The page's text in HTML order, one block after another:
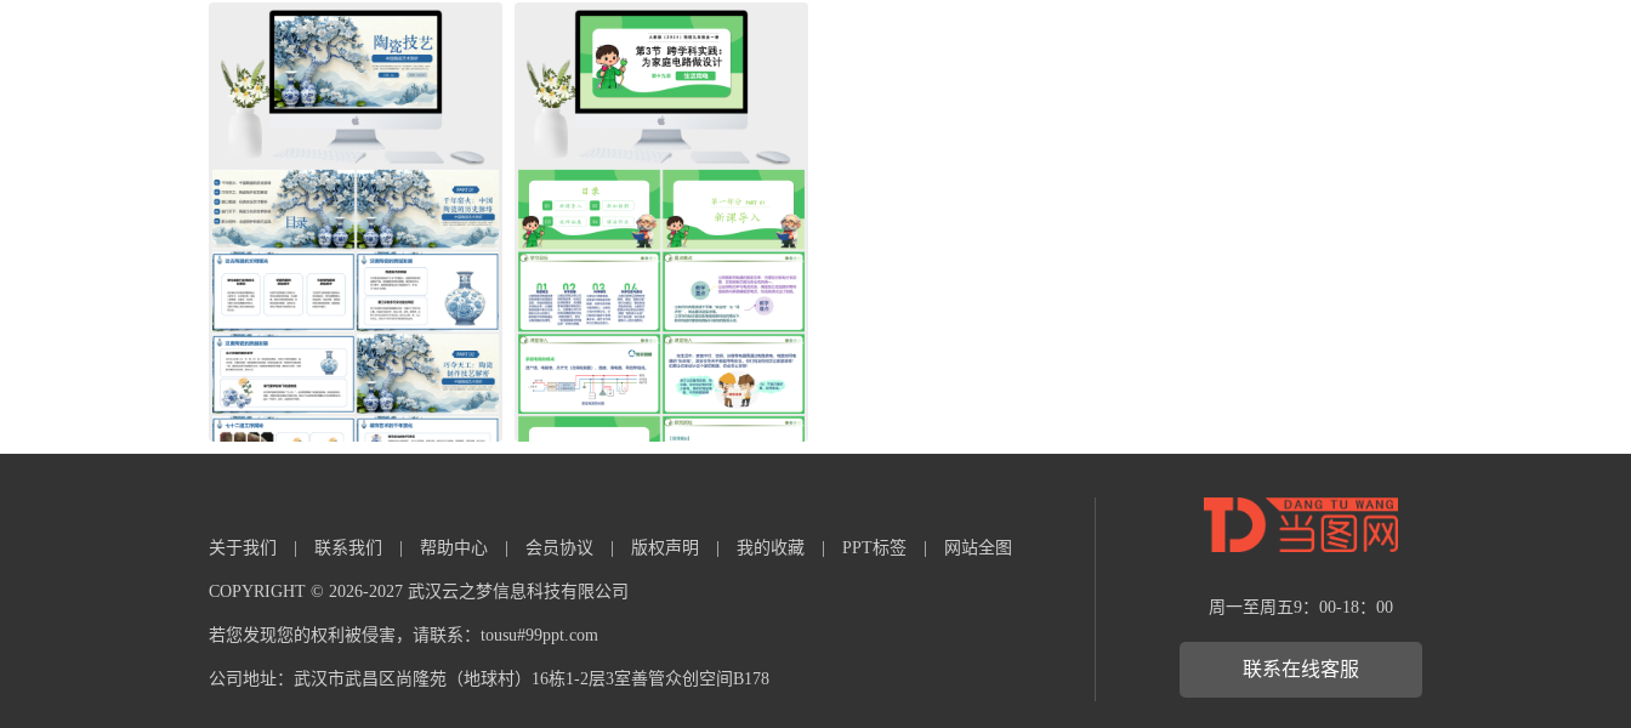
关于我们 联系我们 帮助中心 会员协议 版权声明 我的收藏 PPT标签 网站全图
COPYRIGHT © 2026-2027 武汉云之梦信息科技有限公司
若您发现您的权利被侵害，请联系：tousu#99ppt.com
公司地址：武汉市武昌区尚隆苑（地球村）16栋1-2层3室善管众创空间B178
周一至周五9：00-18：00
联系在线客服